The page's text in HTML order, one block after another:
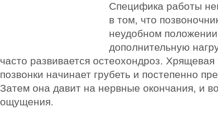
Специфика работы
в том, что
неудобном
дополнительную
часто развивается остеохондроз.
позвонки начинает грубеть и постепенно
Затем она давит на нервные окончания, и
ощущения.